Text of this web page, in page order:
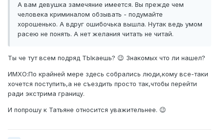
А вам девушка замечяние имеется. Вы прежде чем
человека криминалом обзывать - подумайте
хорошенько. А вдруг ошибочька вышла. Нутак ведь умом
расею не понять. А нет желания читать не читай.
Ты че тут всем подряд ТЫкаешь? 😉 Знакомых что ли нашел?
ИМХО:По крайней мере здесь собрались люди,кому все-таки
хочется поступить,а не съездить просто так,чтобы перейти
ради экстрима границу.
И попрошу к Татьяне относится уважительнее. 😉